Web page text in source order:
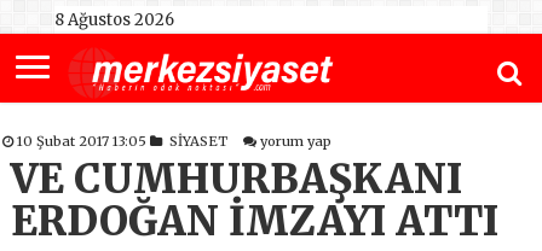
8 Ağustos 2026
10 Şubat 2017 13:05 SİYASET yorum yap
VE CUMHURBAŞKANI
ERDOĞAN İMZAYI ATTI